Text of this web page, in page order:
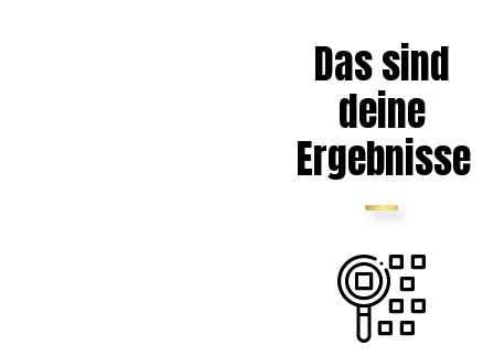
Das sind
deine
Ergebnisse